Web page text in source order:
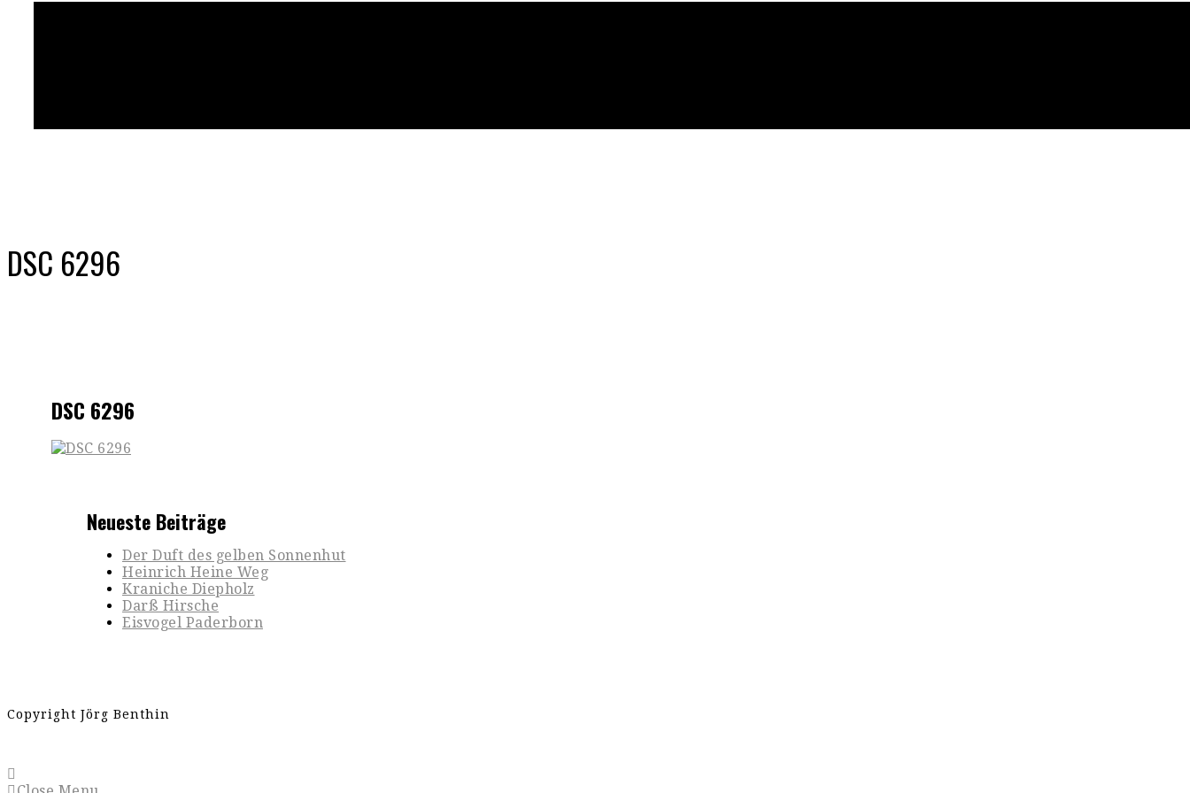
DSC 6296
DSC 6296
Neueste Beiträge
Der Duft des gelben Sonnenhut
Heinrich Heine Weg
Kraniche Diepholz
Darß Hirsche
Eisvogel Paderborn
Copyright Jörg Benthin